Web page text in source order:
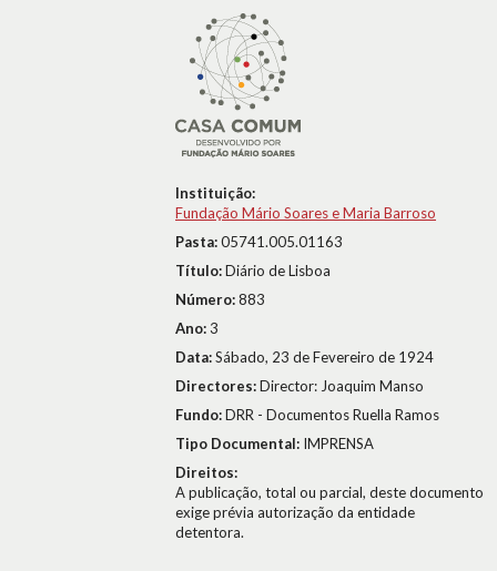
Instituição:
Fundação Mário Soares e Maria Barroso
Pasta:05741.005.01163
Título:Diário de Lisboa
Número:883
Ano:3
Data:Sábado, 23 de Fevereiro de 1924
Directores:Director: Joaquim Manso
Fundo:DRR - Documentos Ruella Ramos
Tipo Documental: IMPRENSA
Direitos:
A publicação, total ou parcial, deste documento
exige prévia autorização da entidade
detentora.